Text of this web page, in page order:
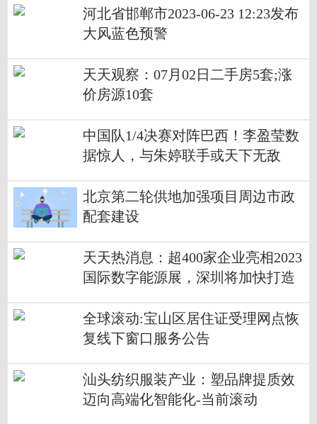
河北省邯郸市2023-06-23 12:23发布
大风蓝色预警
天天观察：07月02日二手房5套;涨
价房源10套
中国队1/4决赛对阵巴西！李盈莹数
据惊人，与朱婷联手或天下无敌
北京第二轮供地加强项目周边市政
配套建设
天天热消息：超400家企业亮相2023
国际数字能源展，深圳将加快打造
00家企业亮相2023国际数字能源
展，深圳将加快打造万亿级新型储
全球滚动:宝山区居住证受理网点恢
复线下窗口服务公告
汕头纺织服装产业：塑品牌提质效
迈向高端化智能化-当前滚动